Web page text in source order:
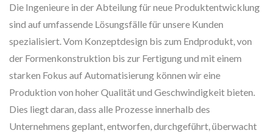
Die Ingenieure in der Abteilung für neue Produktentwicklung
sind auf umfassende Lösungsfälle für unsere Kunden
spezialisiert. Vom Konzeptdesign bis zum Endprodukt, von
der Formenkonstruktion bis zur Fertigung und mit einem
starken Fokus auf Automatisierung können wir eine
Produktion von hoher Qualität und Geschwindigkeit bieten.
Dies liegt daran, dass alle Prozesse innerhalb des
Unternehmens geplant, entworfen, durchgeführt, überwacht